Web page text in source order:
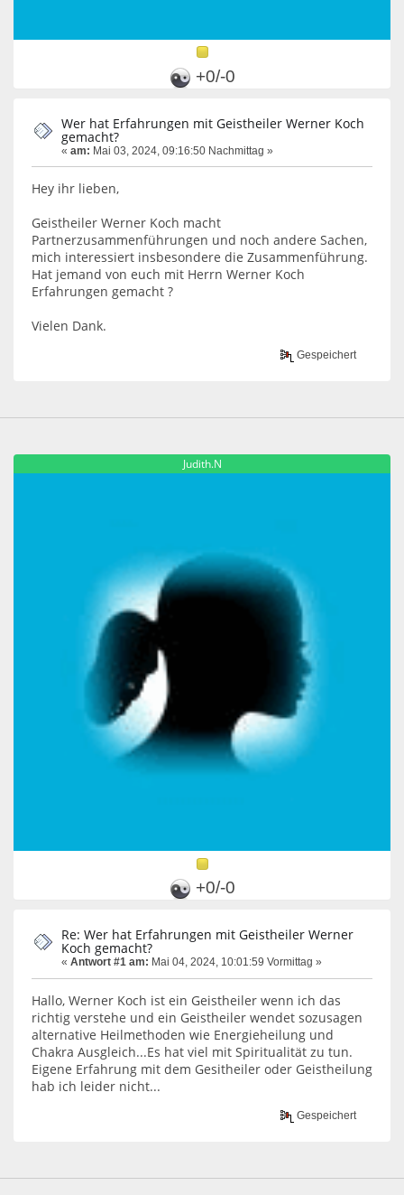
+0/-0
Wer hat Erfahrungen mit Geistheiler Werner Koch
gemacht?
« am: Mai 03, 2024, 09:16:50 Nachmittag »
Hey ihr lieben,
Geistheiler Werner Koch macht
Partnerzusammenführungen und noch andere Sachen,
mich interessiert insbesondere die Zusammenführung.
Hat jemand von euch mit Herrn Werner Koch
Erfahrungen gemacht ?
Vielen Dank.
Gespeichert
Judith.N
+0/-0
Re: Wer hat Erfahrungen mit Geistheiler Werner
Koch gemacht?
« Antwort #1 am: Mai 04, 2024, 10:01:59 Vormittag »
Hallo, Werner Koch ist ein Geistheiler wenn ich das
richtig verstehe und ein Geistheiler wendet sozusagen
alternative Heilmethoden wie Energieheilung und
Chakra Ausgleich...Es hat viel mit Spiritualität zu tun.
Eigene Erfahrung mit dem Gesitheiler oder Geistheilung
hab ich leider nicht...
Gespeichert